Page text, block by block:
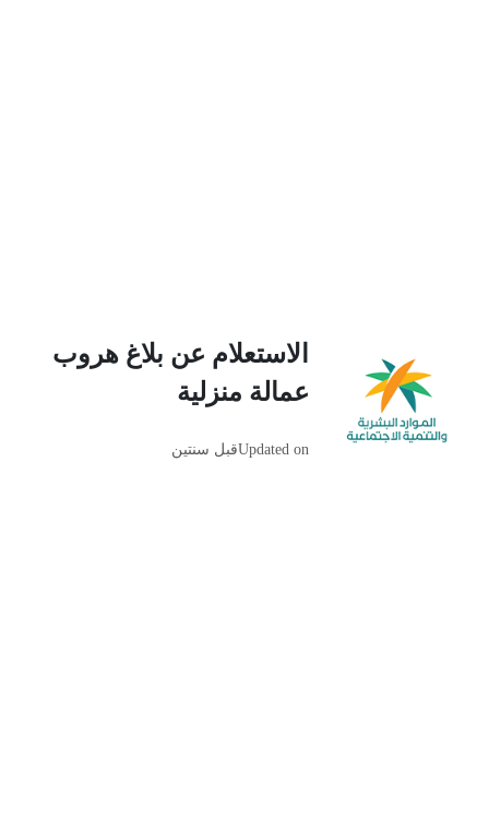
الاستعلام عن بلاغ هروب
عمالة منزلية
Updated onقبل سنتين